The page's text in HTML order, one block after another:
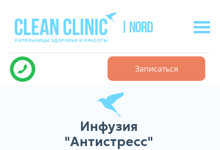
| NORD
Записаться
Инфузия
"Антистресс"